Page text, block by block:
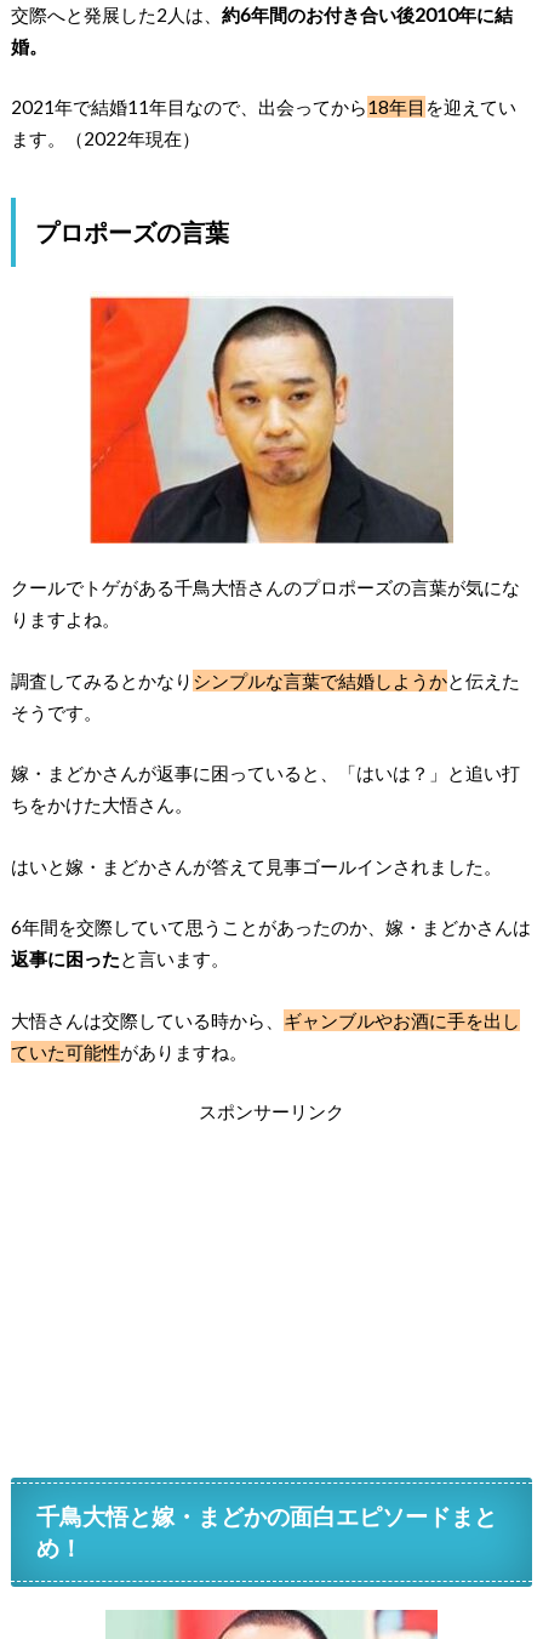
交際へと発展した2人は、 約6年間のお付き合い後2010年に結
婚。
2021年で結婚11年目なので、出会ってから18年目 を迎えてい
ます。（2022年現在）
プロポーズの言葉
クールでトゲがある千鳥大悟さんのプロポーズの言葉が気にな
りますよね。
調査してみるとかなり シンプルな言葉で結婚しようかと伝えた
そうです。
嫁・まどかさんが返事に困っていると、「はいは？」と追い打
ちをかけた大悟さん。
はいと嫁・まどかさんが答えて見事ゴールインされました。
6年間を交際していて思うことがあったのか、嫁・まどかさんは
返事に困ったと言います。
大悟さんは交際している時から、 ギャンブルやお酒に手を出し
ていた可能性がありますね。
スポンサーリンク
千鳥大悟と嫁・まどかの面白エピソードまと
め！